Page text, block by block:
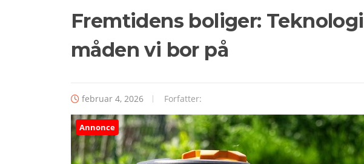
Fremtidens boliger:
måden vi bor på
februar 4, 2026 Forfatter:
Annonce